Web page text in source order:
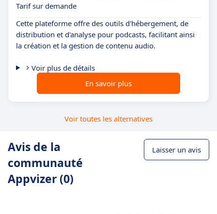
Tarif sur demande
Cette plateforme offre des outils d'hébergement, de
distribution et d'analyse pour podcasts, facilitant ainsi
la création et la gestion de contenu audio.
Voir plus de détails
En savoir plus
Voir toutes les alternatives
Avis de la
communauté
Appvizer (0)
Laisser un avis